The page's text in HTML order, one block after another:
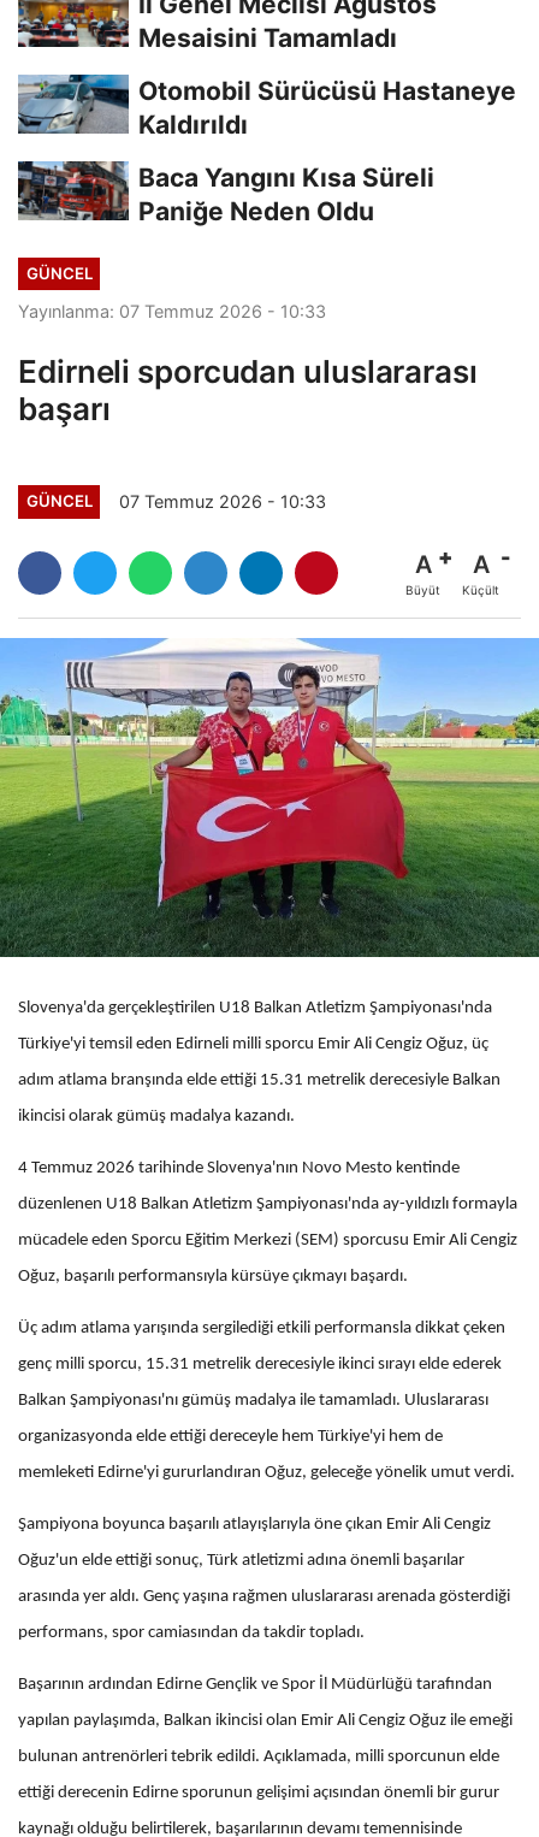
Mesaisini Tamamladı
Otomobil Sürücüsü Hastaneye
Kaldırıldı
Baca Yangını Kısa Süreli
Paniğe Neden Oldu
GÜNCEL
Yayınlanma: 07 Temmuz 2026 - 10:33
Edirneli sporcudan uluslararası
başarı
GÜNCEL 07 Temmuz 2026 - 10:33
A
Büyüt
A
Küçült
Slovenya'da gerçekleştirilen U18 Balkan Atletizm Şampiyonası'nda
Türkiye'yi temsil eden Edirneli milli sporcu Emir Ali Cengiz Oğuz, üç
adım atlama branşında elde ettiği 15.31 metrelik derecesiyle Balkan
ikincisi olarak gümüş madalya kazandı.
4 Temmuz 2026 tarihinde Slovenya'nın Novo Mesto kentinde
düzenlenen U18 Balkan Atletizm Şampiyonası'nda ay-yıldızlı formayla
mücadele eden Sporcu Eğitim Merkezi (SEM) sporcusu Emir Ali Cengiz
Oğuz, başarılı performansıyla kürsüye çıkmayı başardı.
Üç adım atlama yarışında sergilediği etkili performansla dikkat çeken
genç milli sporcu, 15.31 metrelik derecesiyle ikinci sırayı elde ederek
Balkan Şampiyonası'nı gümüş madalya ile tamamladı. Uluslararası
organizasyonda elde ettiği dereceyle hem Türkiye'yi hem de
memleketi Edirne'yi gururlandıran Oğuz, geleceğe yönelik umut verdi.
Şampiyona boyunca başarılı atlayışlarıyla öne çıkan Emir Ali Cengiz
Oğuz'un elde ettiği sonuç, Türk atletizmi adına önemli başarılar
arasında yer aldı. Genç yaşına rağmen uluslararası arenada gösterdiği
performans, spor camiasından da takdir topladı.
Başarının ardından Edirne Gençlik ve Spor İl Müdürlüğü tarafından
yapılan paylaşımda, Balkan ikincisi olan Emir Ali Cengiz Oğuz ile emeği
bulunan antrenörleri tebrik edildi. Açıklamada, milli sporcunun elde
ettiği derecenin Edirne sporunun gelişimi açısından önemli bir gurur
kaynağı olduğu belirtilerek, başarılarının devamı temennisinde